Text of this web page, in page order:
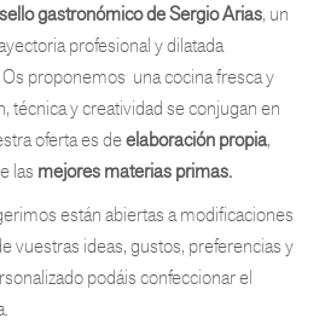
sello gastronómico de Sergio Arias, un
profesional y dilatada
proponemos una cocina fresca y
técnica y creatividad se conjugan en
oferta es deelaboración propia,
las mejores materias primas.
están abiertas a modificaciones
vuestras ideas, gustos, preferencias y
podáis confeccionar el